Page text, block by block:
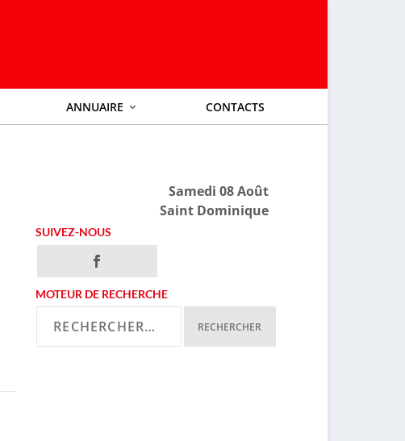
ANNUAIRE CONTACTS
Samedi 08 Août
Saint Dominique
SUIVEZ-NOUS
MOTEUR DE RECHERCHE